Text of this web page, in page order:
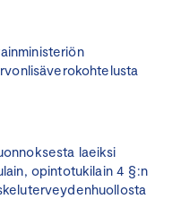
laeiksi
opintotukilain 4 §:n